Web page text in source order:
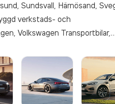
Sundsvall, Härnösand,
verkstads- och
Volkswagen Transportbilar,
miljövänligaste